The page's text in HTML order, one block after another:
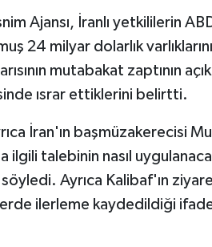
Ajansı, İranlı yetkililerin
24 milyar dolarlık
mutabakat zaptının
ısrar ettiklerini belirtti.
İran'ın başmüzakerecisi
ilgili talebinin nasıl
Ayrıca Kalibaf'ın
ilerleme kaydedildiği